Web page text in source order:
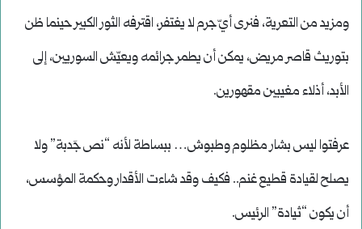
ومزيد من التعرية، فنرى أيّ جرم لا يغتفر، اقترفه الثور الكبير حينما ظن
بتوريث قاصر مريض، يمكن أن يطمر جرائمه ويعيّش السوريين، إلى
الأبد، أذلاء مغيبين مقهورين.
عرفتوا ليس بشار مظلوم وطبوش… ببساطة لأنه “نص جَدبة” ولا
يصلح لقيادة قطيع غنم.. فكيف وقد شاءت الأقدار وحكمة المؤسس،
أن يكون “ثيادة” الرئيس.